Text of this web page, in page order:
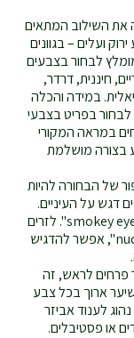
את השילוב המתאים
ועלים – בגוונים
לבחור בצבעים
חיננית, דרדר,
במידה והכלה
בפריט בצבעי
במראה המקורי
בצורה מושלמת
של הבחורה להיות
דגש על העיניים.
לזר לראש בצבע אדום יתאים איפור בסגנון "smokey eyes". לזרים
עדינים בצבעי הפסטל יתאים איפור בסגנון "nude", אפשר להדגיש
פרחים לראש, זה
ארוך בכל צבע
לענוד אביזר
או פסטיבלים.